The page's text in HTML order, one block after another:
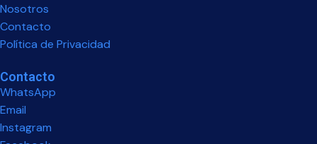
Nosotros
Contacto
Política de Privacidad
Contacto
WhatsApp
Email
Instagram